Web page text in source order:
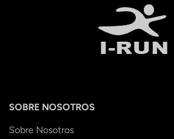
SOBRE NOSOTROS
Sobre Nosotros